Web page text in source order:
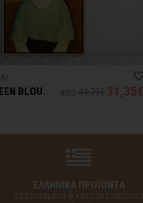
BLOUSE
31,35€
ΕΛΛΗΝΙΚΑ ΠΡΟΪΟΝΤΑ
σχεδιασμένα & κατασκευασμένα